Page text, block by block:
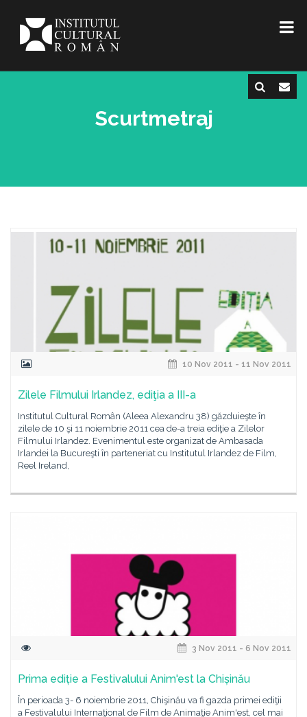
Scurtmetraj
10 Nov 2011 - 11 Nov 2011
Zilele Filmului Irlandez, ediţia a III-a
Institutul Cultural Român (Aleea Alexandru 38) găzduieşte în
zilele de 10 şi 11 noiembrie 2011 cea de-a treia ediţie a Zilelor
Filmului Irlandez. Evenimentul este organizat de Ambasada
Irlandei la Bucureşti în parteneriat cu Institutul Irlandez de Film,
Reel Ireland,
3 Nov 2011 - 6 Nov 2011
Prima ediție a Festivalului Anim'est la Chișinău
În perioada 3- 6 noiembrie 2011, Chişinău va fi gazda primei ediţii
a Festivalului Internaţional de Film de Animaţie Anim'est, cel mai